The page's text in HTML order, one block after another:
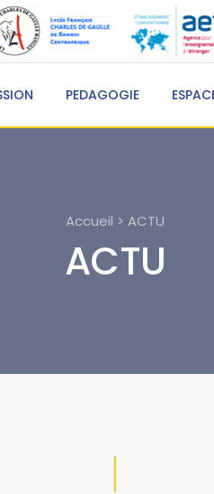
PEDAGOGIE
Accueil > ACTU
ACTU